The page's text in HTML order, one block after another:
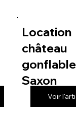
Location
château
Saxon
Voir